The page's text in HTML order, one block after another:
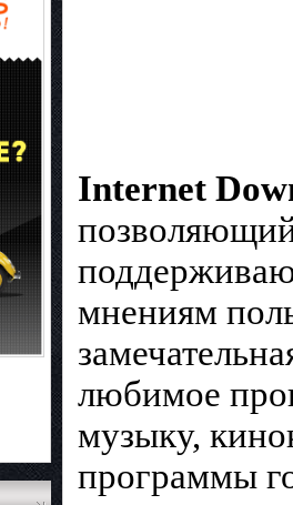
Internet
позволяющий
мнениям
любимое
музыку,
программы